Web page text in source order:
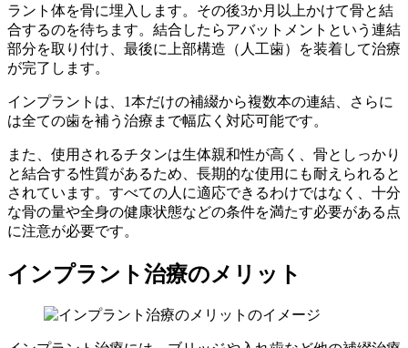
ラント体を骨に埋入します。その後3か月以上かけて骨と結
合するのを待ちます。結合したらアバットメントという連結
部分を取り付け、最後に上部構造（人工歯）を装着して治療
が完了します。
インプラントは、1本だけの補綴から複数本の連結、さらに
は全ての歯を補う治療まで幅広く対応可能です。
また、使用されるチタンは生体親和性が高く、骨としっかり
と結合する性質があるため、長期的な使用にも耐えられると
されています。すべての人に適応できるわけではなく、十分
な骨の量や全身の健康状態などの条件を満たす必要がある点
に注意が必要です。
インプラント治療のメリット